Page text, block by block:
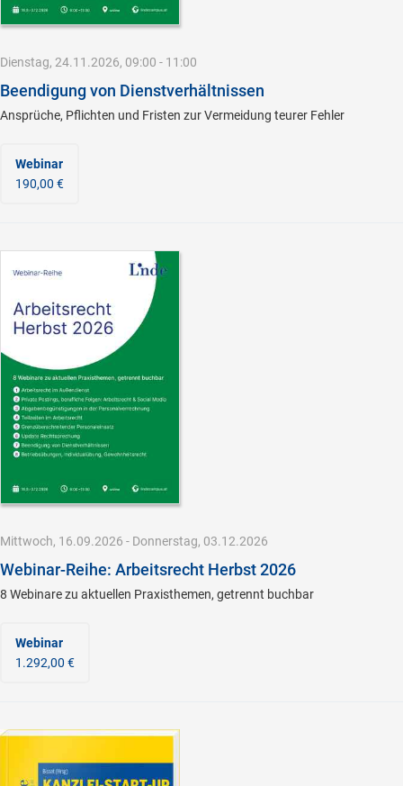
Dienstag, 24.11.2026, 09:00 - 11:00
Beendigung von Dienstverhältnissen
Ansprüche, Pflichten und Fristen zur Vermeidung teurer Fehler
Webinar
190,00 €
Mittwoch, 16.09.2026 - Donnerstag, 03.12.2026
Webinar-Reihe: Arbeitsrecht Herbst 2026
8 Webinare zu aktuellen Praxisthemen, getrennt buchbar
Webinar
1.292,00 €